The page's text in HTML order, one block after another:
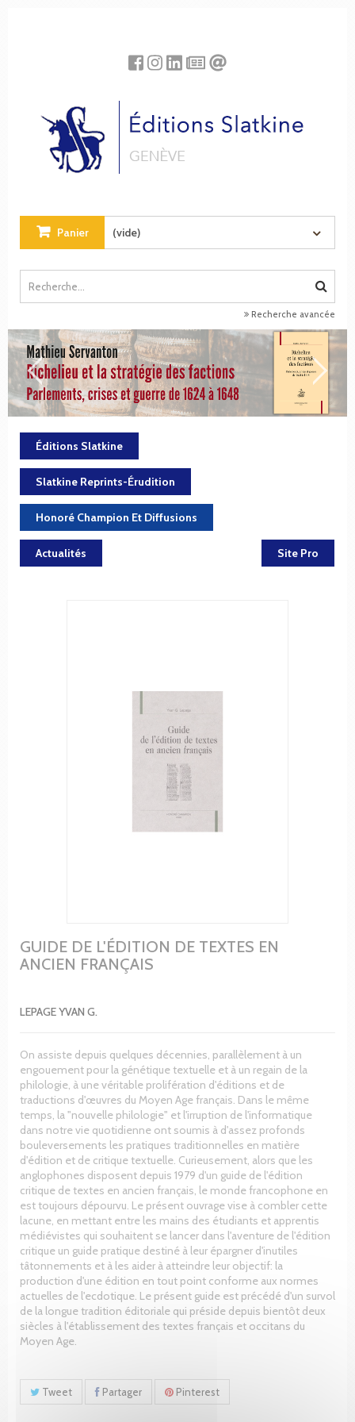
Panier (vide)
Recherche avancée
Éditions Slatkine
Slatkine Reprints-Érudition
Honoré Champion Et Diffusions
Actualités Site Pro
GUIDE DE L'ÉDITION DE TEXTES EN
ANCIEN FRANÇAIS
LEPAGE YVAN G.
On assiste depuis quelques décennies, parallèlement à un
engouement pour la génétique textuelle et à un regain de la
philologie, à une véritable prolifération d'éditions et de
traductions d'œuvres du Moyen Age français. Dans le même
temps, la "nouvelle philologie" et l'irruption de l'informatique
dans notre vie quotidienne ont soumis à d'assez profonds
bouleversements les pratiques traditionnelles en matière
d'édition et de critique textuelle. Curieusement, alors que les
anglophones disposent depuis 1979 d'un guide de l'édition
critique de textes en ancien français, le monde francophone en
est toujours dépourvu. Le présent ouvrage vise à combler cette
lacune, en mettant entre les mains des étudiants et apprentis
médiévistes qui souhaitent se lancer dans l'aventure de l'édition
critique un guide pratique destiné à leur épargner d'inutiles
tâtonnements et à les aider à atteindre leur objectif: la
production d'une édition en tout point conforme aux normes
actuelles de l'ecdotique. Le présent guide est précédé d'un survol
de la longue tradition éditoriale qui préside depuis bientôt deux
siècles à l'établissement des textes français et occitans du
Moyen Age.
Tweet Partager Pinterest